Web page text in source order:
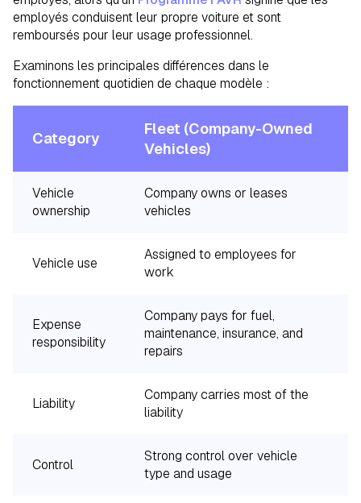
employés conduisent leur propre voiture et sont
remboursés pour leur usage professionnel.
Examinons les principales différences dans le
fonctionnement quotidien de chaque modèle :
Category
Fleet (Company-Owned
Vehicles)
Vehicle
ownership
Company owns or leases
vehicles
Vehicle use
Assigned to employees for
work
Expense
responsibility
Company pays for fuel,
maintenance, insurance, and
repairs
Liability
Company carries most of the
liability
Control
Strong control over vehicle
type and usage